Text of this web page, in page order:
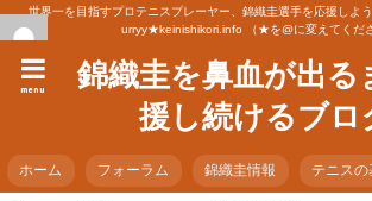
世界一を目指すプロテニスプレーヤー、錦織圭選手を応援しよ
urryy★keinishikori.info （★を@に変えてくださ
錦織圭を鼻血が出る
援し続けるブロ
menu
ホーム フォーラム 錦織圭情報 テニスの